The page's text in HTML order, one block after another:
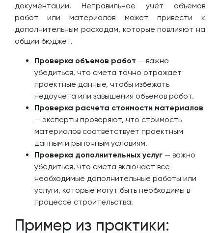
документации. Неправильное учёт объемов
работ или материалов может привести к
дополнительным расходам, которые повлияют на
общий бюджет.
Проверка объемов работ — важно
убедиться, что смета точно отражает
проектные данные, чтобы избежать
недоучета или завышения объемов работ.
Проверка расчета стоимости материалов
— эксперты проверяют, что стоимость
материалов соответствует проектным
данным и рыночным условиям.
Проверка дополнительных услуг — важно
убедиться, что смета включает все
необходимые дополнительные работы или
услуги, которые могут быть необходимы в
процессе строительства.
Пример из практики: